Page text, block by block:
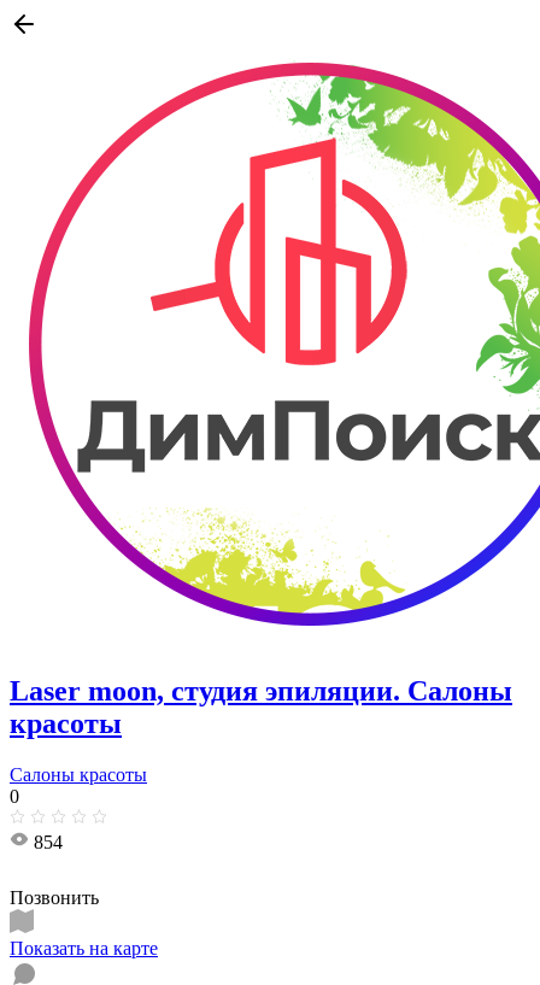
Laser moon, студия эпиляции. Салоны
красоты
Салоны красоты
0
854
Позвонить
Показать на карте